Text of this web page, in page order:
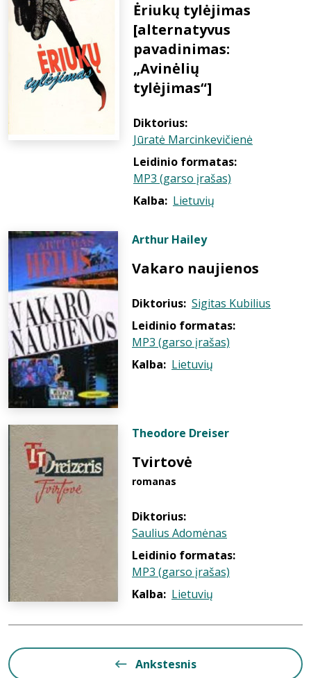
Ėriukų tylėjimas
[alternatyvus
pavadinimas:
„Avinėlių
tylėjimas“]
Diktorius:
Jūratė Marcinkevičienė
Leidinio formatas:
MP3 (garso įrašas)
Kalba: Lietuvių
Arthur Hailey
Vakaro naujienos
Diktorius: Sigitas Kubilius
Leidinio formatas:
MP3 (garso įrašas)
Kalba: Lietuvių
Theodore Dreiser
Tvirtovė
romanas
Diktorius:
Saulius Adomėnas
Leidinio formatas:
MP3 (garso įrašas)
Kalba: Lietuvių
Ankstesnis